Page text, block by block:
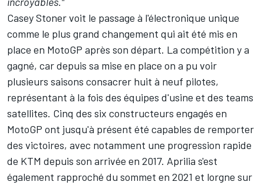
Casey Stoner voit le passage à l'électronique unique
comme le plus grand changement qui ait été mis en
place en MotoGP après son départ. La compétition y a
gagné, car depuis sa mise en place on a pu voir
plusieurs saisons consacrer huit à neuf pilotes,
représentant à la fois des équipes d'usine et des teams
satellites. Cinq des six constructeurs engagés en
MotoGP ont jusqu'à présent été capables de remporter
des victoires, avec notamment une progression rapide
de KTM depuis son arrivée en 2017. Aprilia s'est
également rapproché du sommet en 2021 et lorgne sur